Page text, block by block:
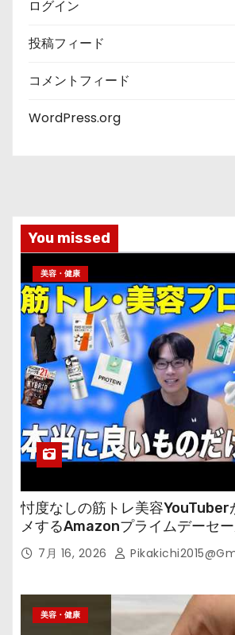
ログイン
投稿フィード
コメントフィード
WordPress.org
You missed
美容・健康
忖度なしの筋トレ美容YouTuber
メするAmazonプライムデーセ
の 7月 16, 2026
美容・健康